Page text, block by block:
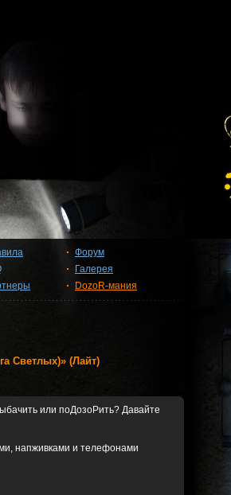
Форум
Галерея
DozoR-мания
Светлых)» (Лайт)
или поДозоРить? Давайте
напживками и телефонами